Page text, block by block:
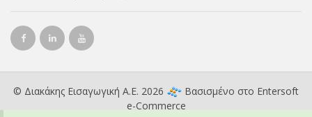
© Διακάκης Εισαγωγική Α.Ε. 2026 Βασισμένο στο Entersoft
e-Commerce